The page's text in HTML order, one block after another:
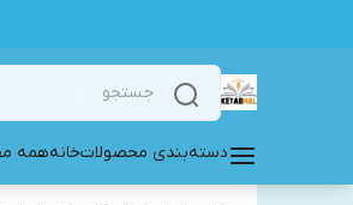
دسته‌بندی محصولاتخانههمه